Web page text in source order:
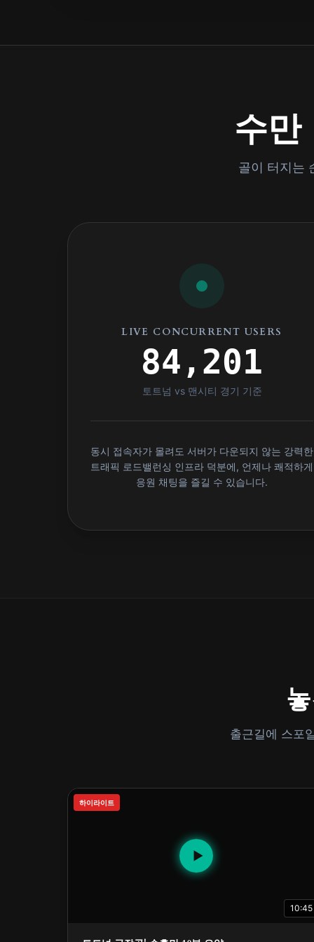
수
골이 터지는
LIVE CONCURRENT USERS
84,201
토트넘 vs 맨시티 경기 기준
동시 접속자가 몰려도 서버가 다운되지 않는 강력한
트래픽 로드밸런싱 인프라 덕분에, 언제나 쾌적하게
응원 채팅을 즐길 수 있습니다.
출근길에 스포
▶
10:45
하이라이트